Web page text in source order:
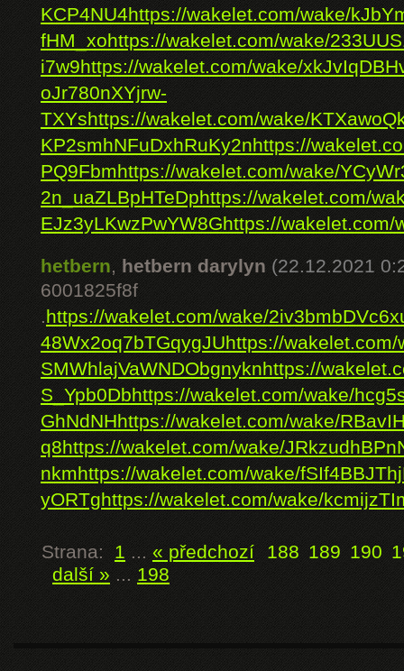
KCP4NU4https://wakelet.com/wake/
fHM_xohttps://wakelet.com/wake/
i7w9https://wakelet.com/wake/
oJr780nXYjrw-
TXYshttps://wakelet.com/wake/
KP2smhNFuDxhRuKy2nhttps://
PQ9Fbmhttps://wakelet.com/wake/
2n_uaZLBpHTeDphttps://wakelet.com/
EJz3yLKwzPwYW8Ghttps://wakelet.com/
hetbern, hetbern darylyn (22.12.2021
6001825f8f
.https://wakelet.com/wake/
48Wx2oq7bTGqygJUhttps://
SMWhlajVaWNDObgnyknhttps://
S_Ypb0Dbhttps://wakelet.com/wake/
GhNdNHhttps://wakelet.com/wake/
q8https://wakelet.com/wake/
nkmhttps://wakelet.com/wake/
yORTghttps://wakelet.com/wake/
Strana: 1 ... « předchozí 188 189 190
další » ... 198